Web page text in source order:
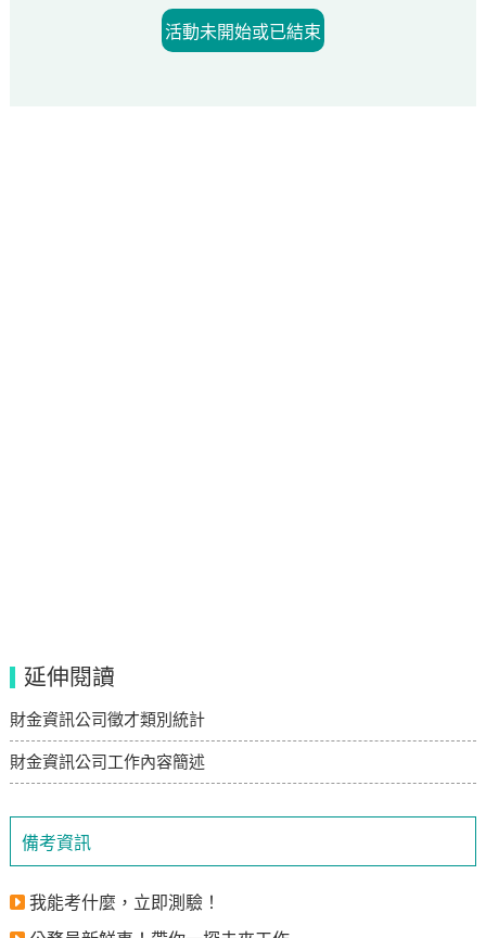
備考資訊
我能考什麼，立即測驗！
活動未開始或已結束
延伸閱讀
財金資訊公司徵才類別統計
財金資訊公司工作內容簡述